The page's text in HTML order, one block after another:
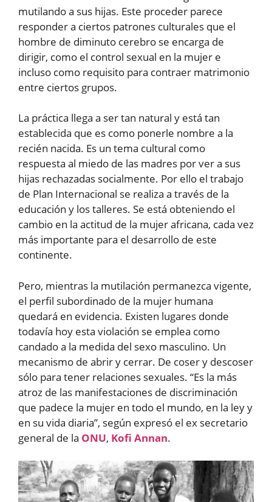
mutilando a sus hijas. Este proceder parece
responder a ciertos patrones culturales que el
hombre de diminuto cerebro se encarga de
dirigir, como el control sexual en la mujer e
incluso como requisito para contraer matrimonio
entre ciertos grupos.
La práctica llega a ser tan natural y está tan
establecida que es como ponerle nombre a la
recién nacida. Es un tema cultural como
respuesta al miedo de las madres por ver a sus
hijas rechazadas socialmente. Por ello el trabajo
de Plan Internacional se realiza a través de la
educación y los talleres. Se está obteniendo el
cambio en la actitud de la mujer africana, cada vez
más importante para el desarrollo de este
continente.
Pero, mientras la mutilación permanezca vigente,
el perfil subordinado de la mujer humana
quedará en evidencia. Existen lugares donde
todavía hoy esta violación se emplea como
candado a la medida del sexo masculino. Un
mecanismo de abrir y cerrar. De coser y descoser
sólo para tener relaciones sexuales. “Es la más
atroz de las manifestaciones de discriminación
que padece la mujer en todo el mundo, en la ley y
en su vida diaria”, según expresó el ex secretario
general de la ONU, Kofi Annan.